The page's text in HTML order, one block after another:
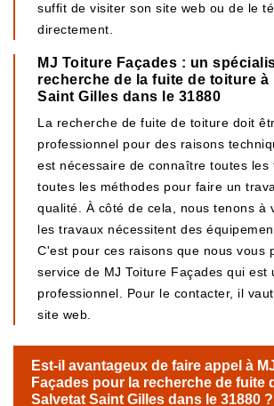
suffit de visiter son site web ou de le
directement.
MJ Toiture Façades : un
recherche de la fuite de toiture à
Saint Gilles dans le 31880
La recherche de fuite de toiture doit
professionnel pour des raisons
est nécessaire de connaître toutes les
toutes les méthodes pour faire un
qualité. À côté de cela, nous tenons à
les travaux nécessitent des
C'est pour ces raisons que nous vous
service de MJ Toiture Façades qui est
professionnel. Pour le contacter, il
site web.
Est-il avantageux de faire appel à
Façades pour la recherche de fuite
Salvetat Saint Gilles dans le 31880 ?